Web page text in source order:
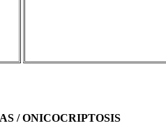
/ ONICOCRIPTOSIS